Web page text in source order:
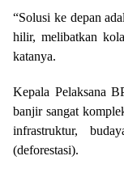
“Solusi ke depan
hilir, melibatkan
katanya.
Kepala Pelaksana
banjir sangat
infrastruktur,
(deforestasi).